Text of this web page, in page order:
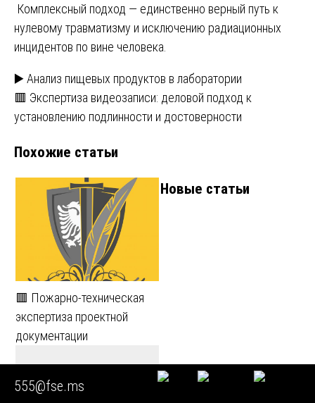
Комплексный подход — единственно верный путь к
нулевому травматизму и исключению радиационных
инцидентов по вине человека.
Навигация
по
▶️ Анализ пищевых продуктов в лаборатории
🟥 Экспертиза видеозаписи: деловой подход к
установлению подлинности и достоверности
Похожие статьи
🟥 Пожарно-техническая
экспертиза проектной
документации
Новые статьи
555@fse.ms